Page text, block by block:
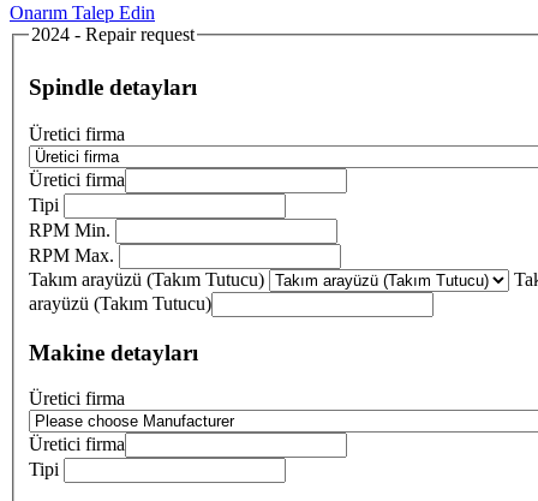
Onarım Talep Edin
2024 - Repair request
Spindle detayları
Üretici firma
Üretici firma
Tipi
RPM Min.
RPM Max.
Takım arayüzü (Takım Tutucu)
arayüzü (Takım Tutucu)
Makine detayları
Üretici firma
Üretici firma
Tipi